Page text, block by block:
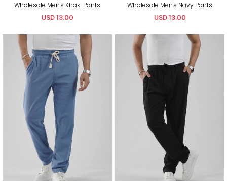
Wholesale Men's Khaki Pants
USD 13.00
Wholesale Men's Navy Pants
USD 13.00